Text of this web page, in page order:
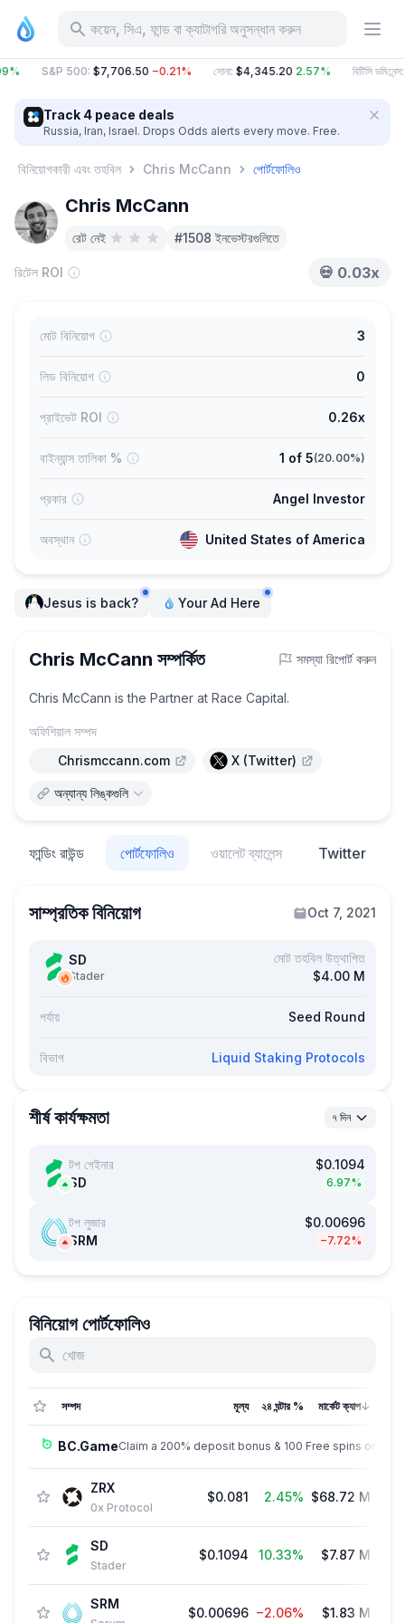
কয়েন, সিএ, ফান্ড বা ক্যাটাগরি অনুসন্ধান করুন
S&P 500:$7,706.50 −0.21% সোনা:$4,345.20 2.57% বিটিসি ডমিনেন্স:
Track 4 peace deals
Russia, Iran, Israel. Drops Odds alerts every move. Free.
বিনিয়োগকারী এবং তহবিল Chris McCann পোর্টফোলিও
Chris McCann
রেট নেই #1508 ইনভেস্টরগুলিতে
রিটেল ROI 💀 0.03x
মোট বিনিয়োগ 3
লিড বিনিয়োগ 0
প্রাইভেট ROI 0.26x
বাইন্যান্স তালিকা % 1 of 5(20.00%)
প্রকার Angel Investor
অবস্থান United States of America
Jesus is back? Your Ad Here
Chris McCann সম্পর্কিত সমস্যা রিপোর্ট করুন
Chris McCann is the Partner at Race Capital.
অফিশিয়াল সম্পদ
Chrismccann.com
X (Twitter)
অন্যান্য লিঙ্কগুলি
ফান্ডিং রাউন্ড পোর্টফোলিও ওয়ালেট ব্যালেন্স Twitter
সাম্প্রতিক বিনিয়োগ Oct 7, 2021
SD
Stader
মোট তহবিল উত্থাপিত
$4.00 M
পর্যায় Seed Round
বিভাগ Liquid Staking Protocols
শীর্ষ কার্যক্ষমতা ৭ দিন
টপ গেইনার
SD
$0.1094
6.97%
টপ লুজার
SRM
$0.00696
−7.72%
বিনিয়োগ পোর্টফোলিও
সম্পদ মূল্য ২৪ ঘন্টার % ↓
মার্কেট ক্যাপ
BC.GameClaim a 200% deposit bonus & 100 Free spins on sign
ZRX
0x Protocol
$0.081 2.45% $68.72 M
SD
Stader
$0.1094 10.33% $7.87 M
SRM
$0.00696 −2.06% $1.83 M